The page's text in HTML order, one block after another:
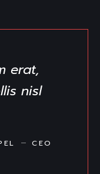
erat,
nisl
CEO